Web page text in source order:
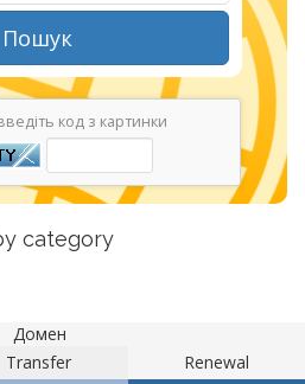
Пошук
код з картинки
category
Домен
Transfer Renewal